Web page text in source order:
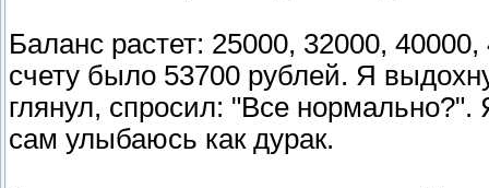
Баланс растет: 25000, 32000,
счету было 53700 рублей. Я
глянул, спросил: "Все
сам улыбаюсь как дурак.